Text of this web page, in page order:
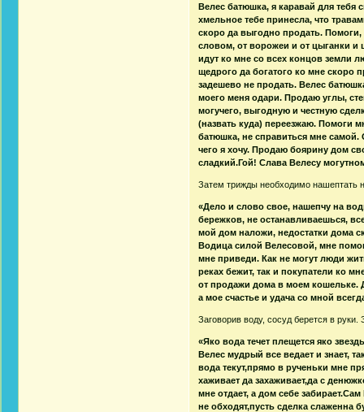
Велес батюшка, я каравай для тебя
хмельное тебе принесла, что
скоро да выгодно продать. Помоги,
словом, от ворожеи и от цыганки и
идут ко мне со всех концов земли
щедрого да богатого ко мне скоро
задешево не продать. Велес
моего меня одари. Продаю углы,
могучего, выгодную и честную
(назвать куда) переезжаю. Помоги
батюшка, не справиться мне
чего я хочу. Продаю боярину дом
сладкий.Гой! Слава Велесу
Затем трижды необходимо нашептать
«Дело и слово свое, нашепчу на
бережков, не останавливаешься,
мой дом наложи, недостатки дома
Водица силой Велесовой, мне
мне приведи. Как не могут люди
реках бежит, так и покупатели ко
от продажи дома в моем кошельке.
а мое счастье и удача со мной
Заговорив воду, сосуд берется в
«Яко вода течет плещется яко
Велес мудрый все ведает и знает,
вода текут,прямо в рученьки мне
хаживает да захаживает,да с
мне отдает, а дом себе
не обходят,пусть сделка слаженна